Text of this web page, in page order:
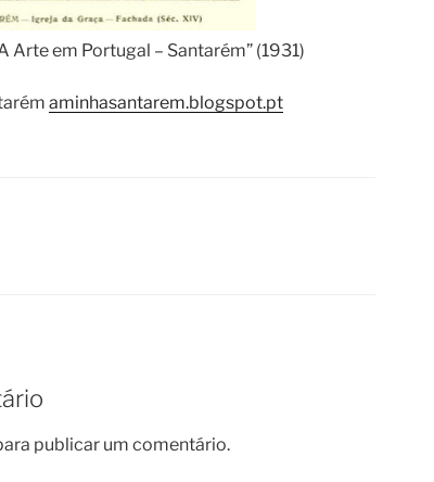
Arte em Portugal – Santarém” (1931)
aminhasantarem.blogspot.pt
publicar um comentário.